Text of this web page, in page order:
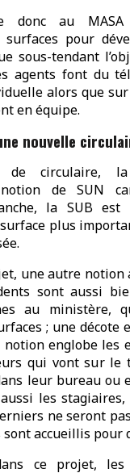
donc au
pour
sous-tendant
agents font du
alors que
en équipe.
nouvelle
circulaire, la
notion de SUN
la SUB est
plus
une autre notion
sont aussi
au ministère,
; une décote
notion englobe les
qui vont sur
leur bureau ou
aussi les
ne seront
accueillis pour
ce projet,